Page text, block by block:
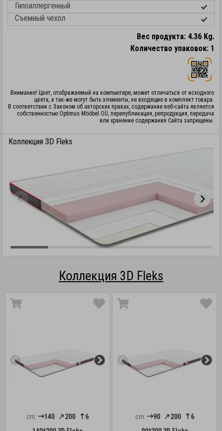
Гипоаллергенный
Съемный чехол
Вес продукта: 4.36 Kg.
Количество упаковок: 1
Внимание! Цвет, отображаемый на компьютере, может отличаться от исходного
цвета, а так-же могут быть элементы, не входящие в комплект товара.
В соответствии с Законом об авторских правах, содержание веб-сайта является
собственностью Optimus Mööbel OÜ, перепубликация, репродукция, передача
или хранение содержания Сайта запрещены.
Коллекция 3D Fleks
Коллекция 3D Fleks
cm: 140 200
6
cm: 90 200
6